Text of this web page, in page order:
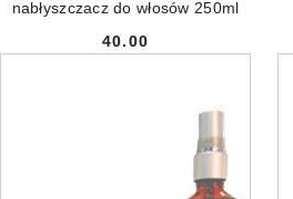
nabłyszczacz do włosów 250ml
Cena:
40.00